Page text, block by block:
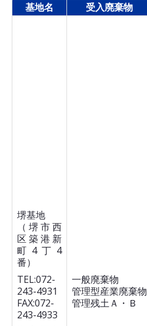
基地名 受入廃棄物
堺基地
（堺市西
区築港新
町4丁4
番）
TEL:072-
243-4931
FAX:072-
243-4933
一般廃棄物
管理型産業廃棄物
管理残土Ａ・Ｂ